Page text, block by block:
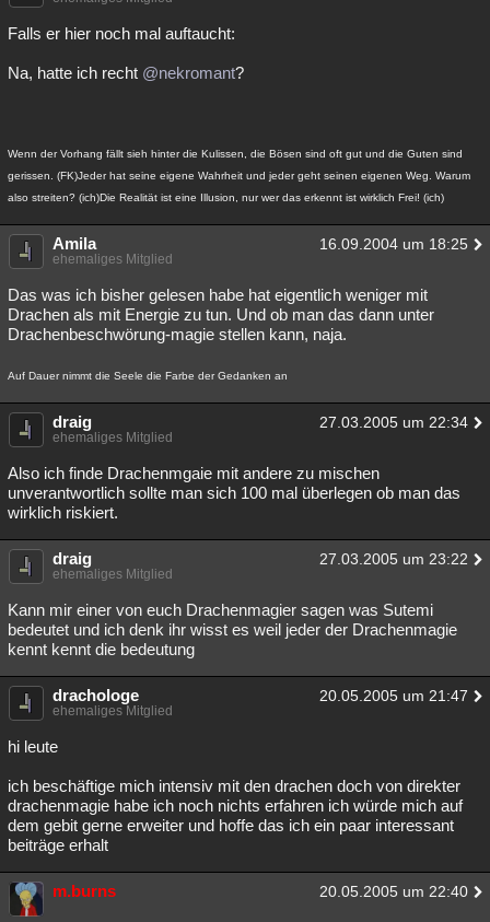
Falls er hier noch mal auftaucht:
Na, hatte ich recht @nekromant?
Wenn der Vorhang fällt sieh hinter die Kulissen, die Bösen sind oft gut und die Guten sind
gerissen. (FK)Jeder hat seine eigene Wahrheit und jeder geht seinen eigenen Weg. Warum
also streiten? (ich)Die Realität ist eine Illusion, nur wer das erkennt ist wirklich Frei! (ich)
Amila 16.09.2004 um 18:25
ehemaliges Mitglied
Das was ich bisher gelesen habe hat eigentlich weniger mit
Drachen als mit Energie zu tun. Und ob man das dann unter
Drachenbeschwörung-magie stellen kann, naja.
Auf Dauer nimmt die Seele die Farbe der Gedanken an
draig 27.03.2005 um 22:34
ehemaliges Mitglied
Also ich finde Drachenmgaie mit andere zu mischen
unverantwortlich sollte man sich 100 mal überlegen ob man das
wirklich riskiert.
draig 27.03.2005 um 23:22
ehemaliges Mitglied
Kann mir einer von euch Drachenmagier sagen was Sutemi
bedeutet und ich denk ihr wisst es weil jeder der Drachenmagie
kennt kennt die bedeutung
drachologe 20.05.2005 um 21:47
ehemaliges Mitglied
hi leute
ich beschäftige mich intensiv mit den drachen doch von direkter
drachenmagie habe ich noch nichts erfahren ich würde mich auf
dem gebit gerne erweiter und hoffe das ich ein paar interessant
beiträge erhalt
m.burns 20.05.2005 um 22:40